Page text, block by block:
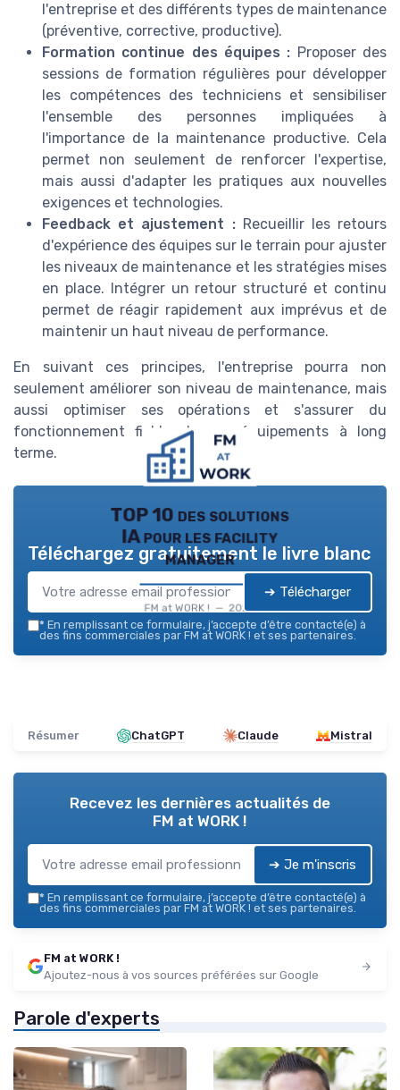
l'entreprise et des différents types de maintenance
(préventive, corrective, productive).
Formation continue des équipes : Proposer des
sessions de formation régulières pour développer
les compétences des techniciens et sensibiliser
l'ensemble des personnes impliquées à
l'importance de la maintenance productive. Cela
permet non seulement de renforcer l'expertise,
mais aussi d'adapter les pratiques aux nouvelles
exigences et technologies.
Feedback et ajustement :Recueillir les retours
d'expérience des équipes sur le terrain pour ajuster
les niveaux de maintenance et les stratégies mises
en place. Intégrer un retour structuré et continu
permet de réagir rapidement aux imprévus et de
maintenir un haut niveau de performance.
En suivant ces principes, l'entreprise pourra non
seulement améliorer son niveau de maintenance, mais
aussi optimiser ses opérations et s'assurer du
fonctionnement fiable de ses équipements à long
terme.
TOP 10 des solutions
IA pour les facility
manager
FM at WORK ! — 2026
Téléchargez gratuitement le livre blanc
➔ Télécharger
* En remplissant ce formulaire, j’accepte d’être contacté(e) à
des fins commerciales par FM at WORK ! et ses partenaires.
Résumer ChatGPT Claude Mistral
Recevez les dernières actualités de
FM at WORK !
➔ Je m'inscris
* En remplissant ce formulaire, j’accepte d’être contacté(e) à
des fins commerciales par FM at WORK ! et ses partenaires.
FM at WORK !
Ajoutez-nous à vos sources préférées sur Google
Parole d'experts